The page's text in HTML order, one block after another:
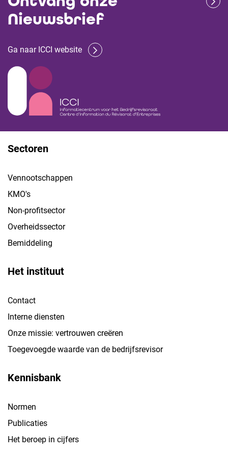
Nieuwsbrief
Ga naar ICCI website
Sectoren
Vennootschappen
KMO's
Non-profitsector
Overheidssector
Bemiddeling
Het instituut
Contact
Interne diensten
Onze missie: vertrouwen creëren
Toegevoegde waarde van de bedrijfsrevisor
Kennisbank
Normen
Publicaties
Het beroep in cijfers